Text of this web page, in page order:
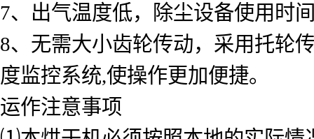
7、出气温度低，除尘设备使用时
8、无需大小齿轮传动，采用托轮
度监控系统,使操作更加便捷。
运作注意事项